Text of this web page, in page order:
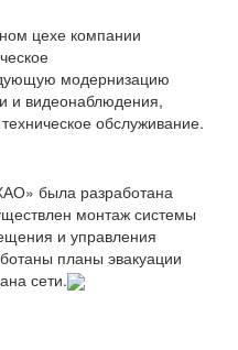
цехе компании
модернизацию
и видеонаблюдения,
обслуживание.
была разработана
монтаж системы
и управления
планы эвакуации
сети.